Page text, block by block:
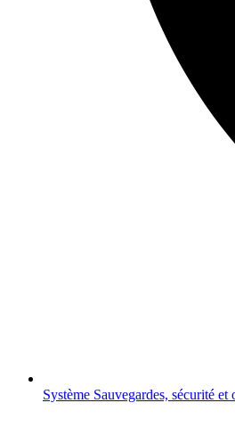
Système Sauvegardes, sécurité